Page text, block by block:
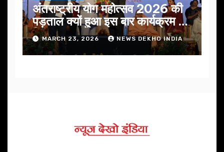
अंतराष्ट्रीय योग महोत्सव 2026 की
पड़ताल क्यों हुआ इस बार कार्यक्रम में
निखार
MARCH 23, 2026 NEWS DEKHO INDIA